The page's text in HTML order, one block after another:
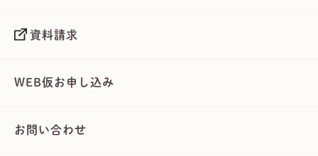
資料請求
WEB仮お申し込み
お問い合わせ